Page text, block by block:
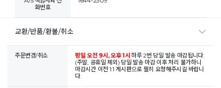
화번호
교환/반품/환불/취소
주문변경/취소 평일 오전 9시, 오후 1시하루 2번 당일 발송 마감됩니다.
(주말, 공휴일 제외) 당일 발송 마감 이후 처리 불가하니
마감시간 이전 1:1 게시판으로 필히 요청해주시길 바랍니
다.